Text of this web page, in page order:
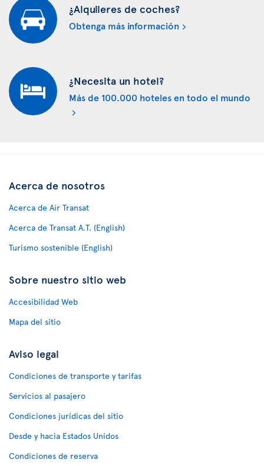
¿Alquileres de coches?
Obtenga más información
¿Necesita un hotel?
Más de 100.000 hoteles en todo el mundo
Acerca de nosotros
Acerca de Air Transat
Acerca de Transat A.T. (English)
Turismo sostenible (English)
Sobre nuestro sitio web
Accesibilidad Web
Mapa del sitio
Aviso legal
Condiciones de transporte y tarifas
Servicios al pasajero
Condiciones jurídicas del sitio
Desde y hacia Estados Unidos
Condiciones de reserva